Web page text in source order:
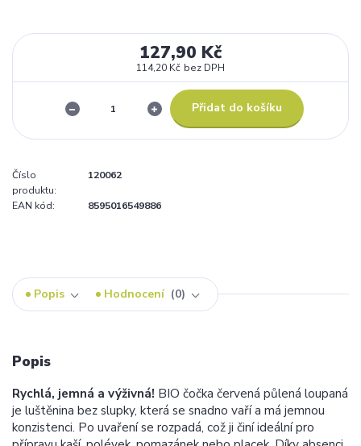
127,90 Kč
114,20 Kč bez DPH
Přidat do košíku
Číslo
produktu:
120062
EAN kód: 8595016549886
Popis Hodnocení 0
Popis
Rychlá, jemná a výživná! BIO čočka červená půlená loupaná
je luštěnina bez slupky, která se snadno vaří a má jemnou
konzistenci. Po uvaření se rozpadá, což ji činí ideální pro